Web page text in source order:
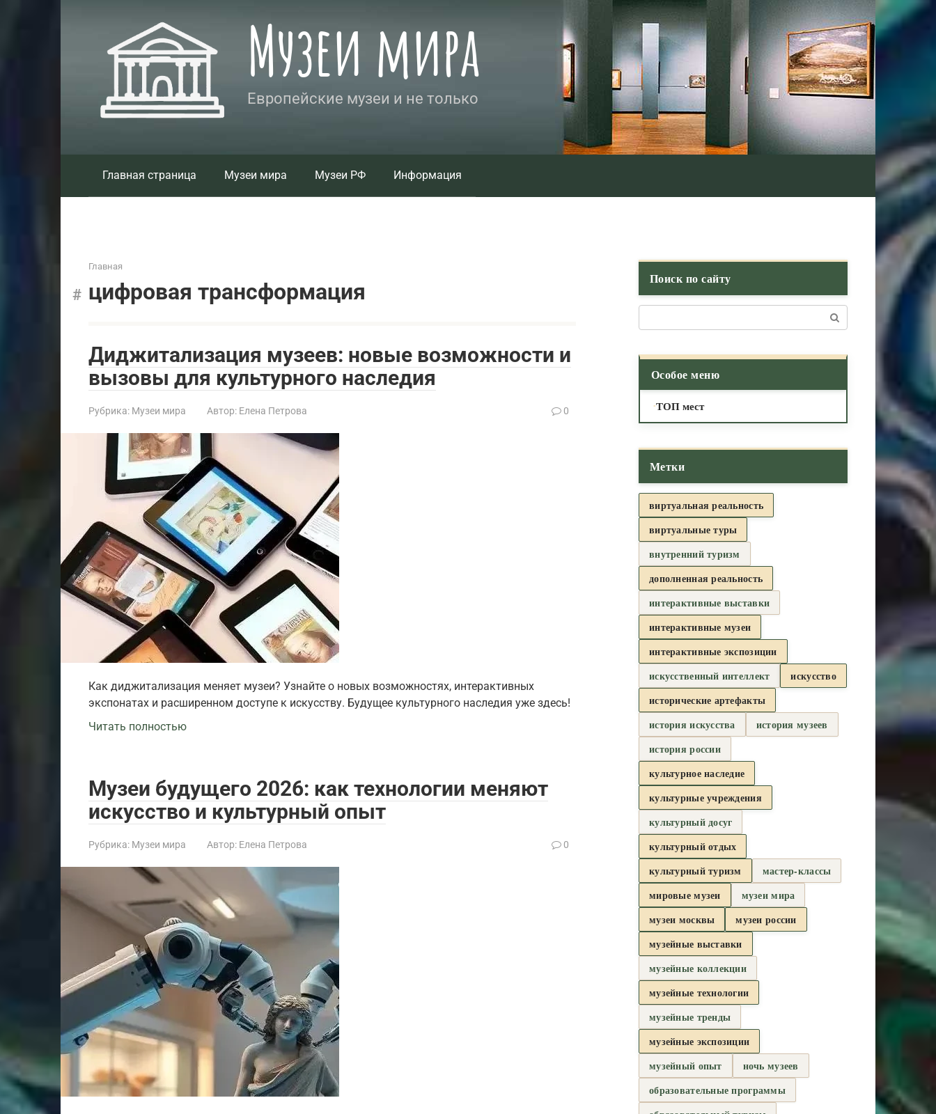
Музеи мира
Европейские музеи и не только
Главная страница Музеи мира Музеи РФ Информация
Главная
цифровая трансформация
Диджитализация музеев: новые возможности и
вызовы для культурного наследия
Рубрика: Музеи мира Автор: Елена Петрова 0
Как диджитализация меняет музеи? Узнайте о новых возможностях, интерактивных
экспонатах и расширенном доступе к искусству. Будущее культурного наследия уже здесь!
Читать полностью
Музеи будущего 2026: как технологии меняют
искусство и культурный опыт
Рубрика: Музеи мира Автор: Елена Петрова 0
Поиск по сайту
Особое меню
ТОП мест
Метки
виртуальная реальность
виртуальные туры
внутренний туризм
дополненная реальность
интерактивные выставки
интерактивные музеи
интерактивные экспозиции
искусственный интеллект
искусство
исторические артефакты
история искусства
история музеев
история россии
культурное наследие
культурные учреждения
культурный досуг
культурный отдых
культурный туризм
мастер-классы
мировые музеи
музеи мира
музеи москвы
музеи россии
музейные выставки
музейные коллекции
музейные технологии
музейные тренды
музейные экспозиции
музейный опыт
ночь музеев
образовательные программы